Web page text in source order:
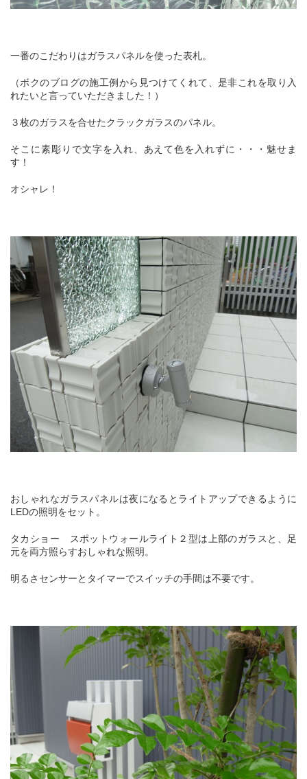
一番のこだわりはガラスパネルを使った表札。
（ボクのブログの施工例から見つけてくれて、是非これを取り入
れたいと言っていただきました！）
３枚のガラスを合せたクラックガラスのパネル。
そこに素彫りで文字を入れ、あえて色を入れずに・・・魅せま
す！
オシャレ！
おしゃれなガラスパネルは夜になるとライトアップできるように
LEDの照明をセット。
タカショー
スポットウォールライト２型は上部のガラスと、足
元を両方照らすおしゃれな照明。
明るさセンサーとタイマーでスイッチの手間は不要です。